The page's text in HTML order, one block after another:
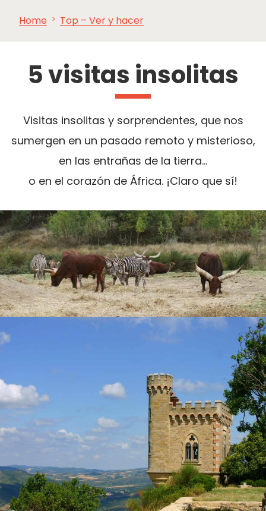
Home Top – Ver y hacer
5 visitas insolitas
Visitas insolitas y sorprendentes, que nos
sumergen en un pasado remoto y misterioso,
en las entrañas de la tierra…
o en el corazón de África. ¡Claro que sí!